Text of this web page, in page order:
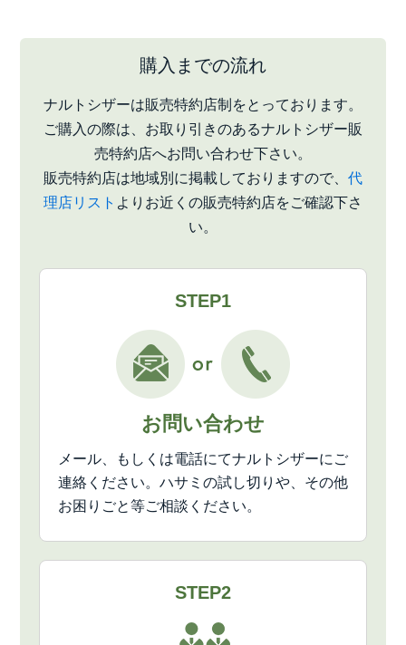
購入までの流れ
ナルトシザーは販売特約店制をとっております。
ご購入の際は、お取り引きのあるナルトシザー販
売特約店へお問い合わせ下さい。
販売特約店は地域別に掲載しておりますので、 代
理店リスト よりお近くの販売特約店をご確認下さ
い。
STEP1
お問い合わせ
メール、もしくは電話にてナルトシザーにご
連絡ください。ハサミの試し切りや、その他
お困りごと等ご相談ください。
STEP2